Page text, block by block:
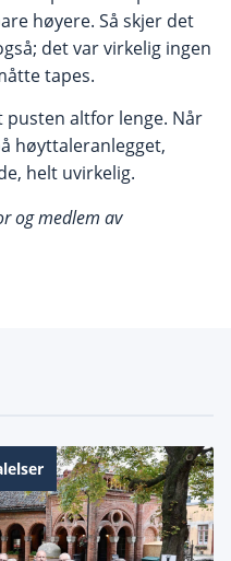
høyere. Så skjer det
det var virkelig ingen
tapes.
altfor lenge. Når
høyttaleranlegget,
helt uvirkelig.
og medlem av